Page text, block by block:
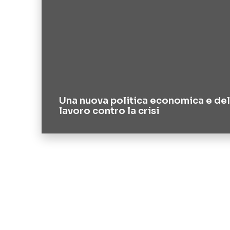
Una nuova politica economica e del
lavoro contro la crisi